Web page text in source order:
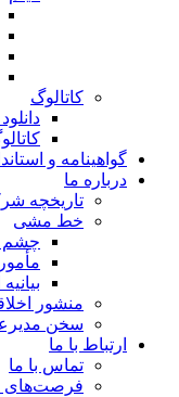
کاتالوگ
گواهینامه و
درباره ما
تاریخچه
خط مشی
چشم
منشور
سخن
ارتباط با ما
تماس با ما
فرصت‌های